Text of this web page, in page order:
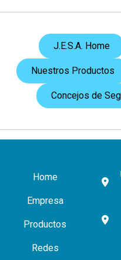
J.E.S.A. Home
Nuestros Productos
Concejos de
Home
Empresa
Productos
Redes